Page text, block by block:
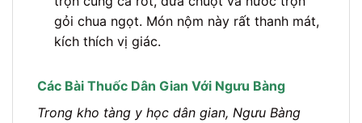
gỏi chua ngọt. Món nộm này rất thanh mát,
kích thích vị giác.
Các Bài Thuốc Dân Gian Với Ngưu Bàng
Trong kho tàng y học dân gian, Ngưu Bàng